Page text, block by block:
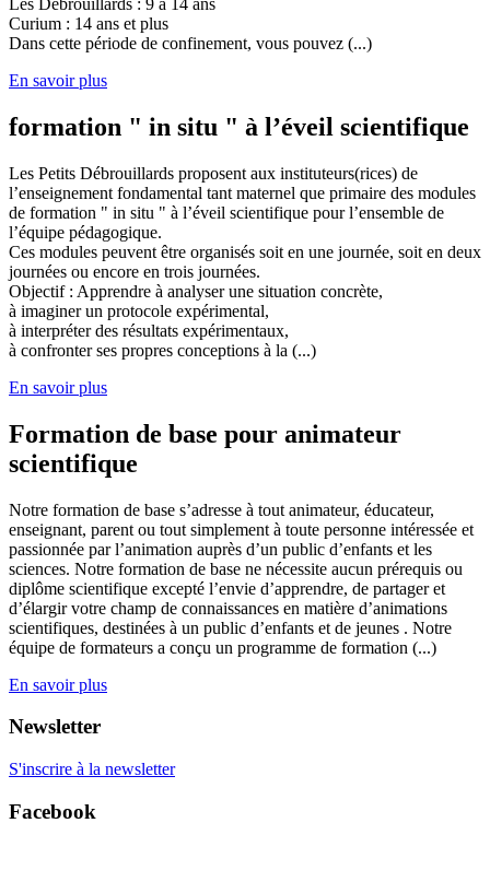
Les Débrouillards : 9 à 14 ans
Curium : 14 ans et plus
Dans cette période de confinement, vous pouvez (...)
En savoir plus
formation " in situ " à l’éveil scientifique
Les Petits Débrouillards proposent aux instituteurs(rices) de
l’enseignement fondamental tant maternel que primaire des modules
de formation " in situ " à l’éveil scientifique pour l’ensemble de
l’équipe pédagogique.
Ces modules peuvent être organisés soit en une journée, soit en deux
journées ou encore en trois journées.
Objectif : Apprendre à analyser une situation concrète,
à imaginer un protocole expérimental,
à interpréter des résultats expérimentaux,
à confronter ses propres conceptions à la (...)
En savoir plus
Formation de base pour animateur
scientifique
Notre formation de base s’adresse à tout animateur, éducateur,
enseignant, parent ou tout simplement à toute personne intéressée et
passionnée par l’animation auprès d’un public d’enfants et les
sciences. Notre formation de base ne nécessite aucun prérequis ou
diplôme scientifique excepté l’envie d’apprendre, de partager et
d’élargir votre champ de connaissances en matière d’animations
scientifiques, destinées à un public d’enfants et de jeunes . Notre
équipe de formateurs a conçu un programme de formation (...)
En savoir plus
Newsletter
S'inscrire à la newsletter
Facebook